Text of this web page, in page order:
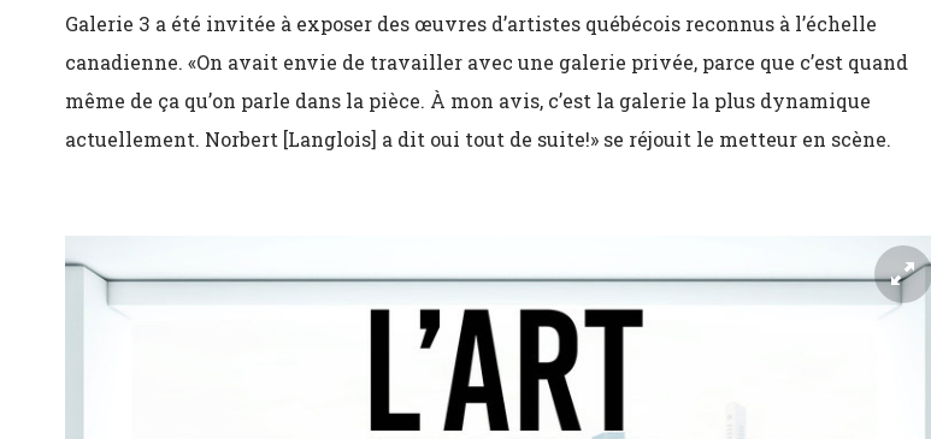
Galerie 3 a été invitée à exposer des œuvres d’artistes québécois reconnus à l’échelle
canadienne. «On avait envie de travailler avec une galerie privée, parce que c’est quand
même de ça qu’on parle dans la pièce. À mon avis, c’est la galerie la plus dynamique
actuellement. Norbert [Langlois] a dit oui tout de suite!» se réjouit le metteur en scène.